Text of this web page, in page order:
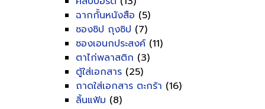
ฉากกั้นหนังสือ (5)
ซองซิป ถุงซิป (7)
ซองเอนกประสงค์ (11)
ตาไก่พลาสติก (3)
ตู้ใส่เอกสาร (25)
ถาดใส่เอกสาร ตะกร้า (16)
ลิ้นแฟ้ม (8)